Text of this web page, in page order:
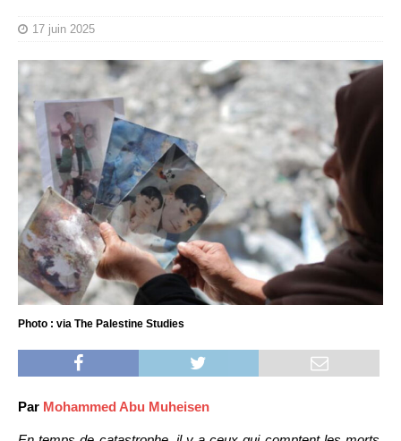
17 juin 2025
Photo : via The Palestine Studies
Par Mohammed Abu Muheisen